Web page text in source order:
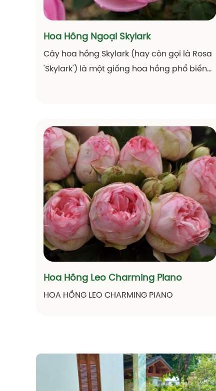
leo hàng rào, ….
Hoa Hồng Ngoại Skylark
Cây hoa hồng Skylark (hay còn gọi là Rosa
'Skylark') là một giống hoa hồng phổ biến
và được yêu thích trong giới yêu hoa. Giống
hoa hồng Skylark được đánh giá cao với
những đặc điểm đẹp và hương thơm dễ
chịu.
Hoa Hồng Leo Charming Piano